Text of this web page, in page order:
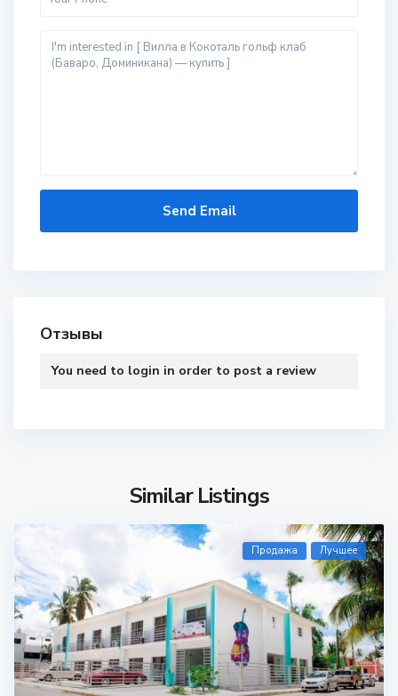
Отзывы
You need to login in order to post a review
Similar Listings
Продажа Лучшее